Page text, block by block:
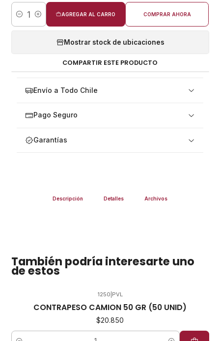
Cantidad
AGREGAR AL CARRO COMPRAR AHORA
Mostrar stock de ubicaciones
COMPARTIR ESTE PRODUCTO
Envío a Todo Chile
Pago Seguro
Garantías
Descripción Detalles Archivos
También podría interesarte uno
de estos
1250 PVL
CONTRAPESO CAMION 50 GR (50 UNID)
$20.850